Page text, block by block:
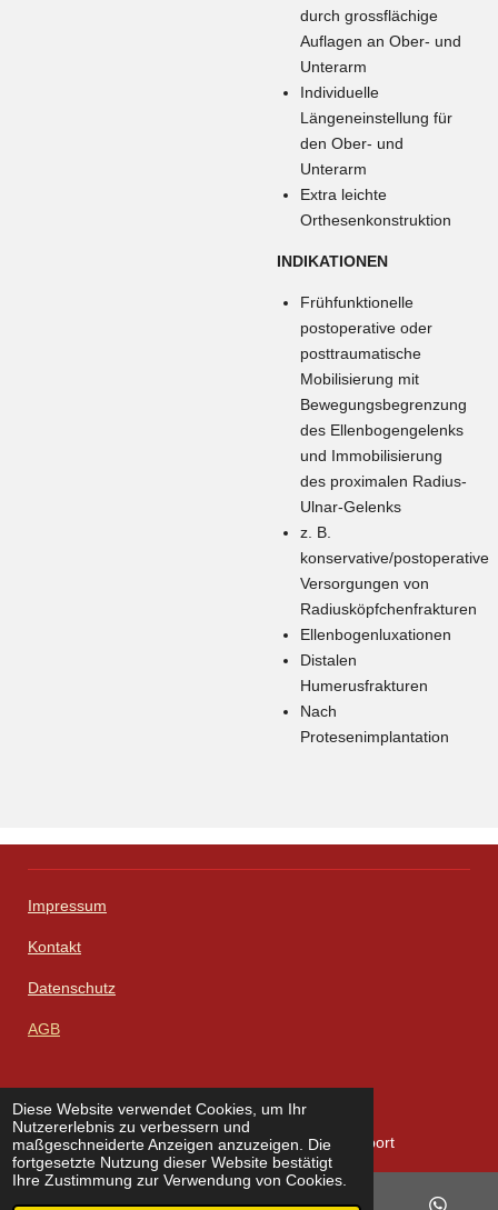
Diese Website verwendet Cookies, um Ihr
Nutzererlebnis zu verbessern und
maßgeschneiderte Anzeigen anzuzeigen. Die
fortgesetzte Nutzung dieser Website bestätigt
Ihre Zustimmung zur Verwendung von Cookies.
durch grossflächige
Auflagen an Ober- und
Unterarm
Individuelle
Längeneinstellung für
den Ober- und
Unterarm
Extra leichte
Orthesenkonstruktion
INDIKATIONEN
Frühfunktionelle
postoperative oder
posttraumatische
Mobilisierung mit
Bewegungsbegrenzung
des Ellenbogengelenks
und Immobilisierung
des proximalen Radius-
Ulnar-Gelenks
z. B.
konservative/postoperative
Versorgungen von
Radiusköpfchenfrakturen
Ellenbogenluxationen
Distalen
Humerusfrakturen
Nach
Protesenimplantation
Impressum
Kontakt
Datenschutz
AGB
W
h
a
t
s
A
F
a
c
e
b
o
I
n
s
t
a
g
L
i
n
k
e
d
X
© 2023 - 2026 Zenner Solutions - Import und Export